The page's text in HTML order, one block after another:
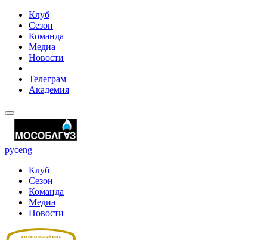
Клуб
Сезон
Команда
Медиа
Новости
Телеграм
Академия
русeng
Клуб
Сезон
Команда
Медиа
Новости